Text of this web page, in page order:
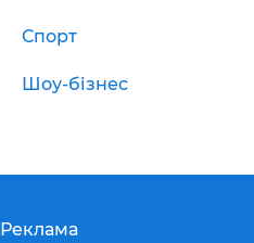
Спорт
Шоу-бізнес
Реклама